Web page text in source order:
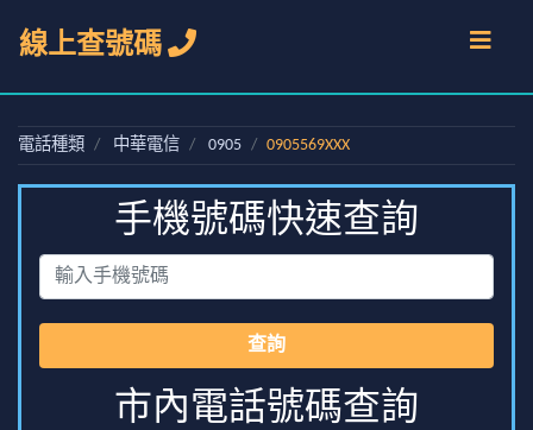
線上查號碼
電話種類 中華電信 0905 0905569XXX
手機號碼快速查詢
查詢
市內電話號碼查詢